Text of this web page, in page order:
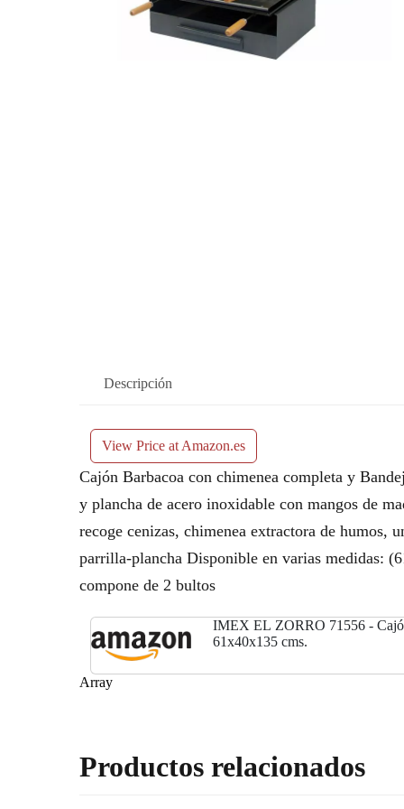
Descripción
View Price at Amazon.es
Cajón Barbacoa con chimenea completa y
y plancha de acero inoxidable con mangos de
recoge cenizas, chimenea extractora de
parrilla-plancha Disponible en varias medidas:
compone de 2 bultos
IMEX EL ZORRO 71556 -
61x40x135 cms.
Array
Productos relacionados